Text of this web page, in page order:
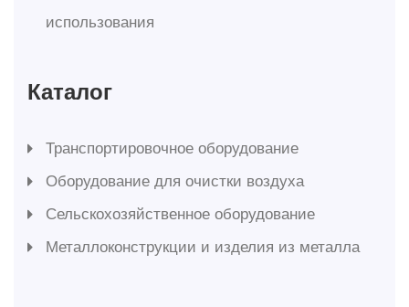
использования
Каталог
Транспортировочное оборудование
Оборудование для очистки воздуха
Сельскохозяйственное оборудование
Металлоконструкции и изделия из металла